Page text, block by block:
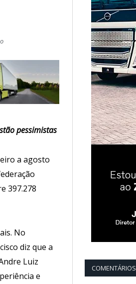
pessimistas
a agosto
397.278
No
diz que a
Luiz
e
COMENTÁRIOS